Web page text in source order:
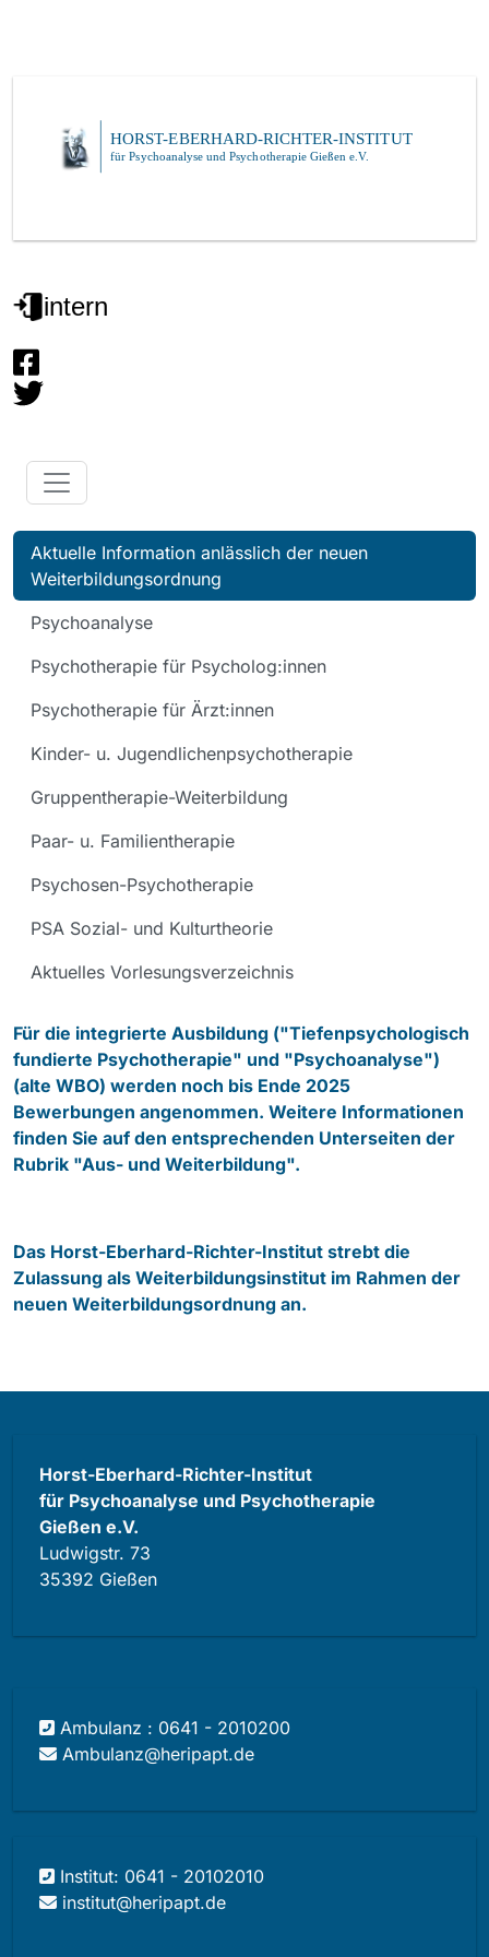
Aktuelle Information anlässlich der neuen
Weiterbildungsordnung
Psychoanalyse
Psychotherapie für Psycholog:innen
Psychotherapie für Ärzt:innen
Kinder- u. Jugendlichenpsychotherapie
Gruppentherapie-Weiterbildung
Paar- u. Familientherapie
Psychosen-Psychotherapie
PSA Sozial- und Kulturtheorie
Aktuelles Vorlesungsverzeichnis
Für die integrierte Ausbildung ("Tiefenpsychologisch
fundierte Psychotherapie" und "Psychoanalyse")
(alte WBO) werden noch bis Ende 2025
Bewerbungen angenommen. Weitere Informationen
finden Sie auf den entsprechenden Unterseiten der
Rubrik "Aus- und Weiterbildung".
Das Horst-Eberhard-Richter-Institut strebt die
Zulassung als Weiterbildungsinstitut im Rahmen der
neuen Weiterbildungsordnung an.
Horst-Eberhard-Richter-Institut
für Psychoanalyse und Psychotherapie
Gießen e.V.
Ludwigstr. 73
35392 Gießen
Ambulanz : 0641 - 2010200
Ambulanz@heripapt.de
Institut: 0641 - 20102010
institut@heripapt.de